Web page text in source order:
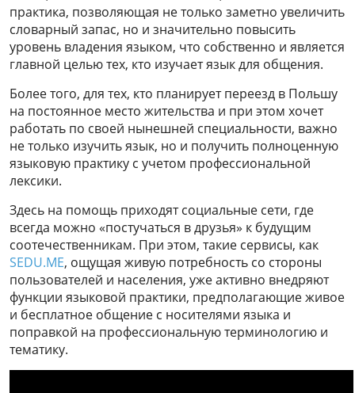
практика, позволяющая не только заметно увеличить
словарный запас, но и значительно повысить
уровень владения языком, что собственно и является
главной целью тех, кто изучает язык для общения.
Более того, для тех, кто планирует переезд в Польшу
на постоянное место жительства и при этом хочет
работать по своей нынешней специальности, важно
не только изучить язык, но и получить полноценную
языковую практику с учетом профессиональной
лексики.
Здесь на помощь приходят социальные сети, где
всегда можно «постучаться в друзья» к будущим
соотечественникам. При этом, такие сервисы, как
SEDU.ME, ощущая живую потребность со стороны
пользователей и населения, уже активно внедряют
функции языковой практики, предполагающие живое
и бесплатное общение с носителями языка и
поправкой на профессиональную терминологию и
тематику.